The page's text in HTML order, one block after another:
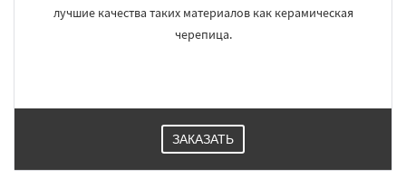
лучшие качества таких материалов как керамическая
черепица.
ЗАКАЗАТЬ